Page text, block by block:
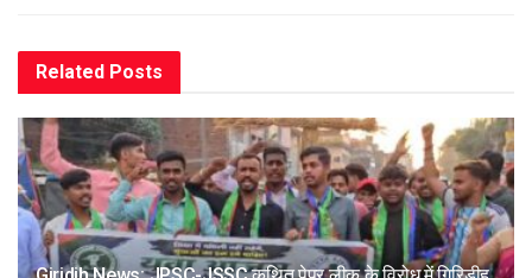
Related Posts